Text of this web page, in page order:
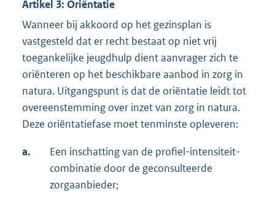
Artikel 3: Oriëntatie
Wanneer bij akkoord op het gezinsplan is
vastgesteld dat er recht bestaat op niet vrij
toegankelijke jeugdhulp dient aanvrager zich te
oriënteren op het beschikbare aanbod in zorg in
natura. Uitgangspunt is dat de oriëntatie leidt tot
overeenstemming over inzet van zorg in natura.
Deze oriëntatiefase moet tenminste opleveren:
a.
Een inschatting van de profiel-intensiteit-
combinatie door de geconsulteerde
zorgaanbieder;